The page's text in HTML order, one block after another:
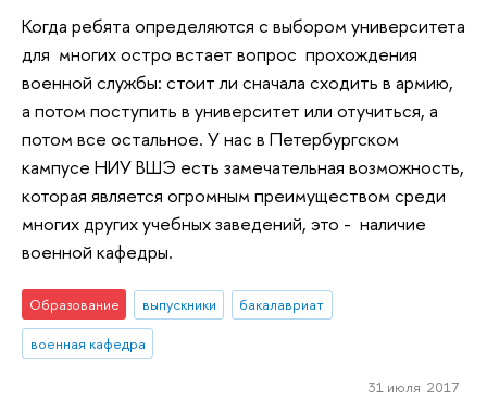
Когда ребята определяются с выбором университета
для многих остро встает вопрос прохождения
военной службы: стоит ли сначала сходить в армию,
а потом поступить в университет или отучиться, а
потом все остальное. У нас в Петербургском
кампусе НИУ ВШЭ есть замечательная возможность,
которая является огромным преимуществом среди
многих других учебных заведений, это - наличие
военной кафедры.
Образование выпускники
бакалавриат
военная кафедра
31 июля 2017